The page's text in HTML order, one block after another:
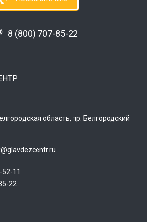
8 (800) 707-85-22
область, пр. Белгородский
52-11
22